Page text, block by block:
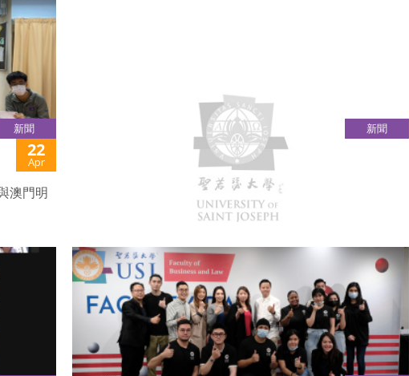
新聞
22
Apr
澳門明
新聞
政協委員進聖大分享奮鬥歷程
“政協委員進校園” 系列活動在 4月12日於聖若瑟大學舉行